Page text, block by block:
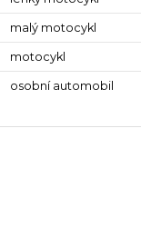
malý motocykl
motocykl
osobní automobil